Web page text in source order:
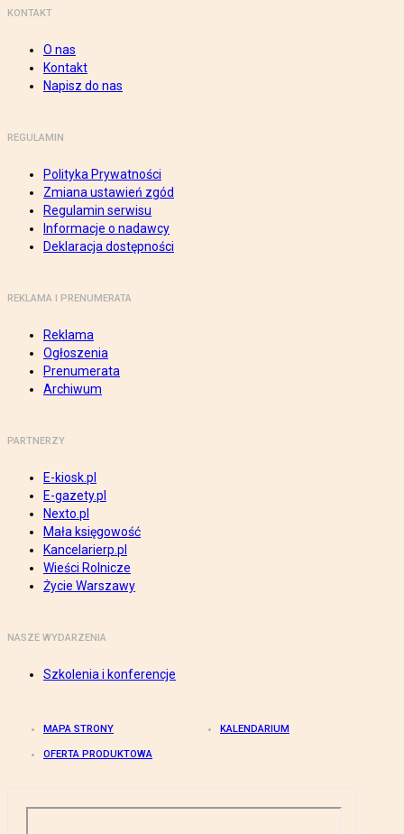
KONTAKT
O nas
Kontakt
Napisz do nas
REGULAMIN
Polityka Prywatności
Zmiana ustawień zgód
Regulamin serwisu
Informacje o nadawcy
Deklaracja dostępności
REKLAMA I PRENUMERATA
Reklama
Ogłoszenia
Prenumerata
Archiwum
PARTNERZY
E-kiosk.pl
E-gazety.pl
Nexto.pl
Mała księgowość
Kancelarierp.pl
Wieści Rolnicze
Życie Warszawy
NASZE WYDARZENIA
Szkolenia i konferencje
MAPA STRONY KALENDARIUM
OFERTA PRODUKTOWA